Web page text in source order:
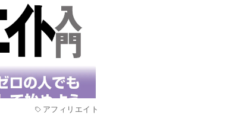
アフィリエイト